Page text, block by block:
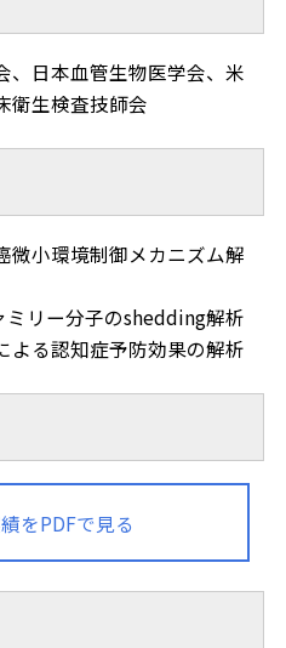
、日本血管生物医学会、米
衛生検査技師会
微小環境制御メカニズム解
ミリー分子のshedding解析
よる認知症予防効果の解析
をPDFで見る